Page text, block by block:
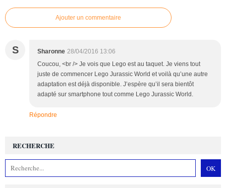
Ajouter un commentaire
S Sharonne 28/04/2016 13:06
Coucou, <br /> Je vois que Lego est au taquet. Je viens tout
juste de commencer Lego Jurassic World et voilà qu’une autre
adaptation est déjà disponible. J’espère qu’il sera bientôt
adapté sur smartphone tout comme Lego Jurassic World.
Répondre
RECHERCHE